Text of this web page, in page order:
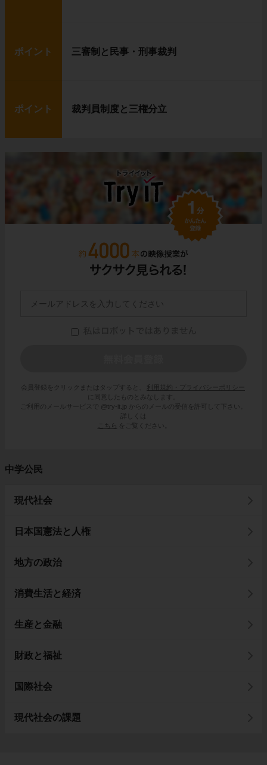
ポイント 三審制と民事・刑事裁判
ポイント 裁判員制度と三権分立
会員登録をクリックまたはタップすると、
利用規約・プライバシーポリシー
に同意したものとみなします。
ご利用のメールサービスで @try-it.jp からのメールの受信を許可して下さい。
詳しくは
こちら
をご覧ください。
中学公民
現代社会
日本国憲法と人権
地方の政治
消費生活と経済
生産と金融
財政と福祉
国際社会
現代社会の課題